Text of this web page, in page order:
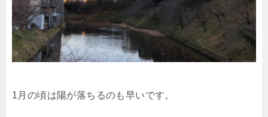
1月の頃は陽が落ちるのも早いです。